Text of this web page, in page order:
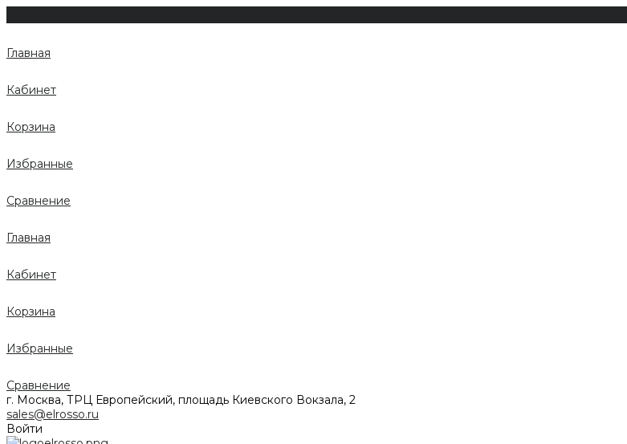
Главная
Кабинет
Корзина
Избранные
Сравнение
Главная
Кабинет
Корзина
Избранные
Сравнение
г. Москва, ТРЦ Европейский, площадь Киевского Вокзала, 2
sales@elrosso.ru
Войти